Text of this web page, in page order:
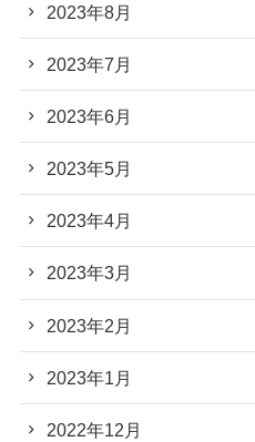
2023年8月
2023年7月
2023年6月
2023年5月
2023年4月
2023年3月
2023年2月
2023年1月
2022年12月